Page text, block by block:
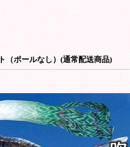
（ポールなし）(通常配送商品)